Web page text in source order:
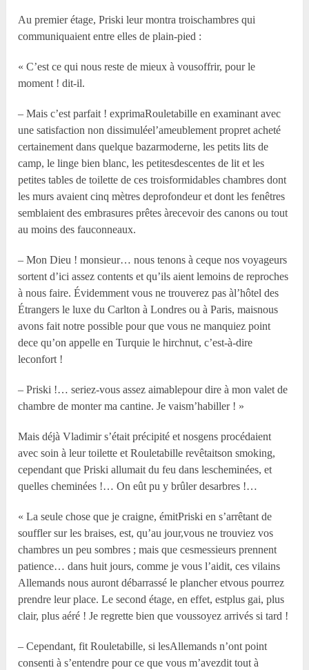
Au premier étage, Priski leur montra troischambres qui
communiquaient entre elles de plain-pied :
« C’est ce qui nous reste de mieux à vousoffrir, pour le
moment ! dit-il.
– Mais c’est parfait ! exprimaRouletabille en examinant avec
une satisfaction non dissimuléel’ameublement propret acheté
certainement dans quelque bazarmoderne, les petits lits de
camp, le linge bien blanc, les petitesdescentes de lit et les
petites tables de toilette de ces troisformidables chambres dont
les murs avaient cinq mètres deprofondeur et dont les fenêtres
semblaient des embrasures prêtes àrecevoir des canons ou tout
au moins des fauconneaux.
– Mon Dieu ! monsieur… nous tenons à ceque nos voyageurs
sortent d’ici assez contents et qu’ils aient lemoins de reproches
à nous faire. Évidemment vous ne trouverez pas àl’hôtel des
Étrangers le luxe du Carlton à Londres ou à Paris, maisnous
avons fait notre possible pour que vous ne manquiez point
dece qu’on appelle en Turquie le hirchnut, c’est-à-dire
leconfort !
– Priski !… seriez-vous assez aimablepour dire à mon valet de
chambre de monter ma cantine. Je vaism’habiller ! »
Mais déjà Vladimir s’était précipité et nosgens procédaient
avec soin à leur toilette et Rouletabille revêtaitson smoking,
cependant que Priski allumait du feu dans lescheminées, et
quelles cheminées !… On eût pu y brûler desarbres !…
« La seule chose que je craigne, émitPriski en s’arrêtant de
souffler sur les braises, est, qu’au jour,vous ne trouviez vos
chambres un peu sombres ; mais que cesmessieurs prennent
patience… dans huit jours, comme je vous l’aidit, ces vilains
Allemands nous auront débarrassé le plancher etvous pourrez
prendre leur place. Le second étage, en effet, estplus gai, plus
clair, plus aéré ! Je regrette bien que voussoyez arrivés si tard !
– Cependant, fit Rouletabille, si lesAllemands n’ont point
consenti à s’entendre pour ce que vous m’avezdit tout à